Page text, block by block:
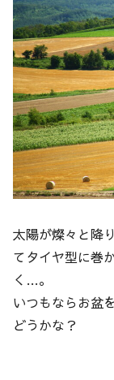
太陽が燦々と降
てタイヤ型に巻
く…。
いつもならお盆
どうかな？